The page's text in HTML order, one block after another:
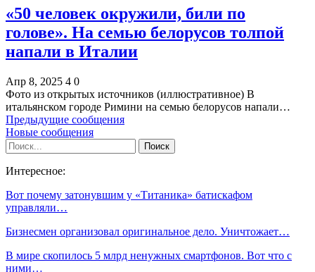
«50 человек окружили, били по
голове». На семью белорусов толпой
напали в Италии
Апр 8, 2025 4 0
Фото из открытых источников (иллюстративное) В
итальянском городе Римини на семью белорусов напали…
Предыдущие сообщения
Новые сообщения
Интересное:
Вот почему затонувшим у «Титаника» батискафом
управляли…
Бизнесмен организовал оригинальное дело. Уничтожает…
В мире скопилось 5 млрд ненужных смартфонов. Вот что с
ними…